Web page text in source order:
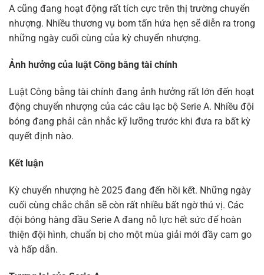
A cũng đang hoạt động rất tích cực trên thị trường chuyển
nhượng. Nhiều thương vụ bom tấn hứa hẹn sẽ diễn ra trong
những ngày cuối cùng của kỳ chuyển nhượng.
Ảnh hưởng của luật Công bằng tài chính
Luật Công bằng tài chính đang ảnh hưởng rất lớn đến hoạt
động chuyển nhượng của các câu lạc bộ Serie A. Nhiều đội
bóng đang phải cân nhắc kỹ lưỡng trước khi đưa ra bất kỳ
quyết định nào.
Kết luận
Kỳ chuyển nhượng hè 2025 đang đến hồi kết. Những ngày
cuối cùng chắc chắn sẽ còn rất nhiều bất ngờ thú vị. Các
đội bóng hàng đầu Serie A đang nỗ lực hết sức để hoàn
thiện đội hình, chuẩn bị cho một mùa giải mới đầy cam go
và hấp dẫn.